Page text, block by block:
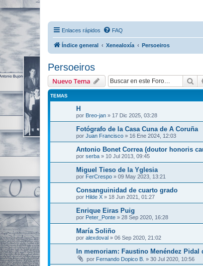
Enlaces rápidos FAQ
Índice general Xenealoxía Persoeiros
Persoeiros
Nuevo Tema
TEMAS
H
por Breo-jan » 17 Dic 2025, 03:28
Fotógrafo de la Casa Cuna de A Coruña
por Juan Francisco » 16 Ene 2024, 12:03
Antonio Bonet Correa (doutor honoris
por serba » 10 Jul 2013, 09:45
Miguel Tieso de la Yglesia
por FerCrespo » 09 May 2023, 13:21
Consanguinidad de cuarto grado
por Hilde X » 18 Jun 2021, 01:27
Enrique Eiras Puig
por Peter_Ponte » 28 Sep 2020, 16:28
María Soliño
por alexdoval » 06 Sep 2020, 21:02
In memoriam: Faustino Menéndez Pidal
por Fernando Dopico B. » 30 Jul 2020, 10:56